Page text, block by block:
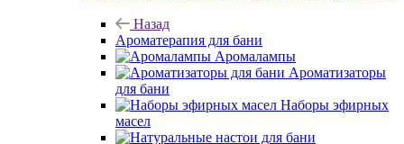
Назад
Ароматерапия для бани
Аромалампы
Ароматизаторы
для бани
Наборы эфирных
масел